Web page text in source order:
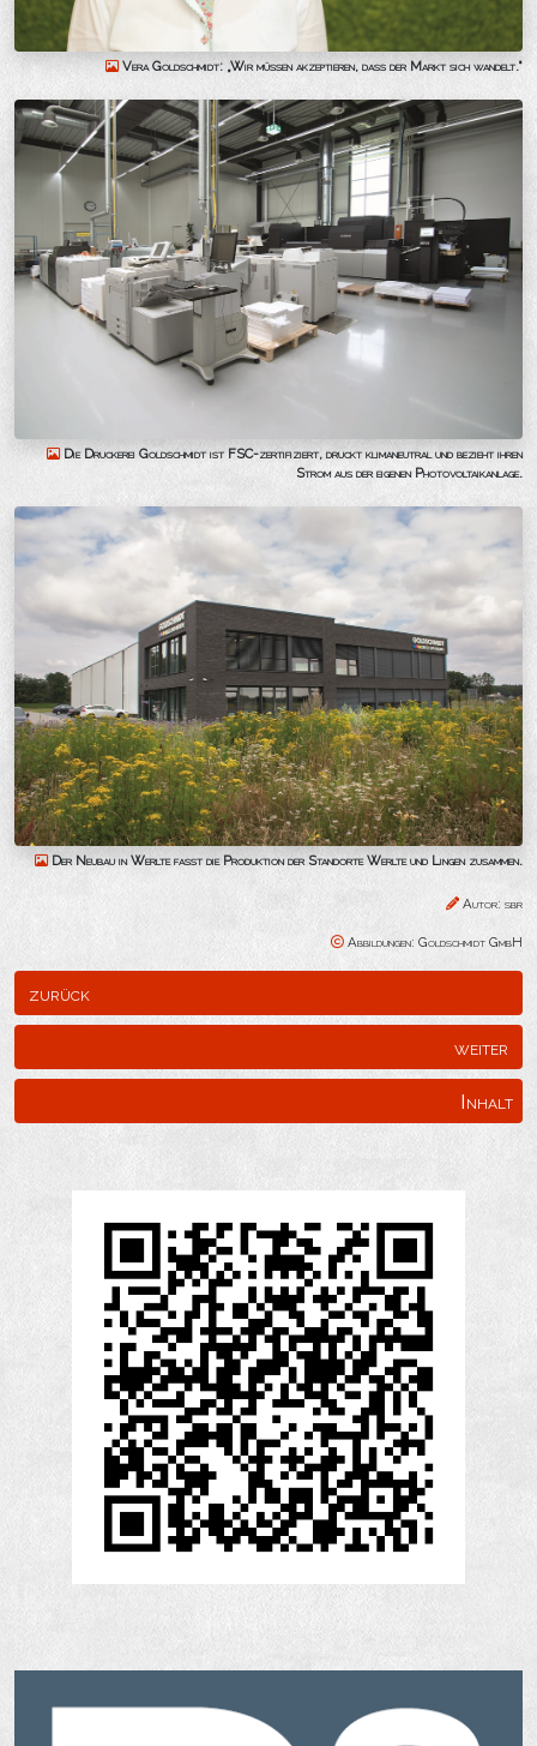
Vera Goldschmidt: „Wir müssen akzeptieren, dass der Markt sich wandelt.“
Die Druckerei Goldschmidt ist FSC-zertifiziert, druckt klimaneutral und bezieht ihren
Strom aus der eigenen Photovoltaikanlage.
Der Neubau in Werlte fasst die Produktion der Standorte Werlte und Lingen zusammen.
Autor: sbr
Abbildungen: Goldschmidt GmbH
zurück
weiter
Inhalt